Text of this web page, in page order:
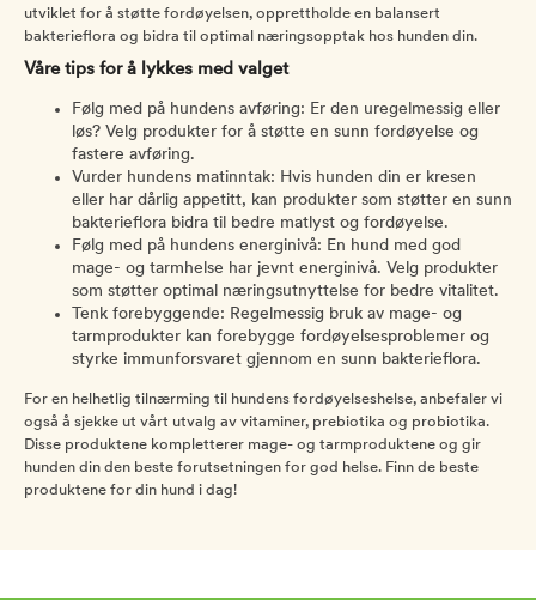
utviklet for å støtte fordøyelsen, opprettholde en balansert
bakterieflora og bidra til optimal næringsopptak hos hunden din.
Våre tips for å lykkes med valget
Følg med på hundens avføring: Er den uregelmessig eller
løs? Velg produkter for å støtte en sunn fordøyelse og
fastere avføring.
Vurder hundens matinntak: Hvis hunden din er kresen
eller har dårlig appetitt, kan produkter som støtter en sunn
bakterieflora bidra til bedre matlyst og fordøyelse.
Følg med på hundens energinivå: En hund med god
mage- og tarmhelse har jevnt energinivå. Velg produkter
som støtter optimal næringsutnyttelse for bedre vitalitet.
Tenk forebyggende: Regelmessig bruk av mage- og
tarmprodukter kan forebygge fordøyelsesproblemer og
styrke immunforsvaret gjennom en sunn bakterieflora.
For en helhetlig tilnærming til hundens fordøyelseshelse, anbefaler vi
også å sjekke ut vårt utvalg av vitaminer, prebiotika og probiotika.
Disse produktene kompletterer mage- og tarmproduktene og gir
hunden din den beste forutsetningen for god helse. Finn de beste
produktene for din hund i dag!